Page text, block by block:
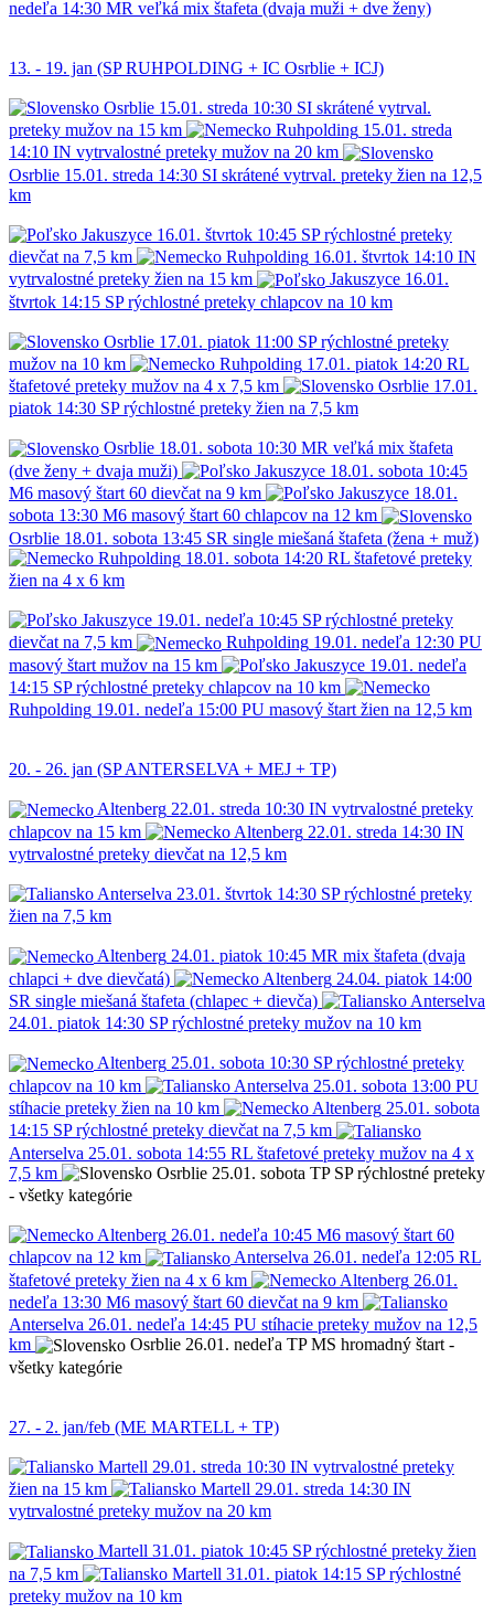
nedeľa 14:30 MR veľká mix štafeta (dvaja muži + dve ženy)
13. - 19. jan (SP RUHPOLDING + IC Osrblie + ICJ)
Osrblie 15.01. streda 10:30 SI skrátené vytrval.
preteky mužov na 15 km
Ruhpolding 15.01. streda
14:10 IN vytrvalostné preteky mužov na 20 km
Osrblie 15.01. streda 14:30 SI skrátené vytrval. preteky žien na 12,5
km
Jakuszyce 16.01. štvrtok 10:45 SP rýchlostné preteky
dievčat na 7,5 km
Ruhpolding 16.01. štvrtok 14:10 IN
vytrvalostné preteky žien na 15 km
Jakuszyce 16.01.
štvrtok 14:15 SP rýchlostné preteky chlapcov na 10 km
Osrblie 17.01. piatok 11:00 SP rýchlostné preteky
mužov na 10 km
Ruhpolding 17.01. piatok 14:20 RL
štafetové preteky mužov na 4 x 7,5 km
Osrblie 17.01.
piatok 14:30 SP rýchlostné preteky žien na 7,5 km
Osrblie 18.01. sobota 10:30 MR veľká mix štafeta
(dve ženy + dvaja muži)
Jakuszyce 18.01. sobota 10:45
M6 masový štart 60 dievčat na 9 km Jakuszyce 18.01.
sobota 13:30 M6 masový štart 60 chlapcov na 12 km
Osrblie 18.01. sobota 13:45 SR single miešaná štafeta (žena + muž)
Ruhpolding 18.01. sobota 14:20 RL štafetové preteky
žien na 4 x 6 km
Jakuszyce 19.01. nedeľa 10:45 SP rýchlostné preteky
dievčat na 7,5 km
Ruhpolding 19.01. nedeľa 12:30 PU
masový štart mužov na 15 km
Jakuszyce 19.01. nedeľa
14:15 SP rýchlostné preteky chlapcov na 10 km
Ruhpolding 19.01. nedeľa 15:00 PU masový štart žien na 12,5 km
20. - 26. jan (SP ANTERSELVA + MEJ + TP)
Altenberg 22.01. streda 10:30 IN vytrvalostné preteky
chlapcov na 15 km
Altenberg 22.01. streda 14:30 IN
vytrvalostné preteky dievčat na 12,5 km
Anterselva 23.01. štvrtok 14:30 SP rýchlostné preteky
žien na 7,5 km
Altenberg 24.01. piatok 10:45 MR mix štafeta (dvaja
chlapci + dve dievčatá)
Altenberg 24.04. piatok 14:00
SR single miešaná štafeta (chlapec + dievča)
Anterselva
24.01. piatok 14:30 SP rýchlostné preteky mužov na 10 km
Altenberg 25.01. sobota 10:30 SP rýchlostné preteky
chlapcov na 10 km
Anterselva 25.01. sobota 13:00 PU
stíhacie preteky žien na 10 km
Altenberg 25.01. sobota
14:15 SP rýchlostné preteky dievčat na 7,5 km
Anterselva 25.01. sobota 14:55 RL štafetové preteky mužov na 4 x
7,5 km
Osrblie 25.01. sobota TP SP rýchlostné preteky
- všetky kategórie
Altenberg 26.01. nedeľa 10:45 M6 masový štart 60
chlapcov na 12 km
Anterselva 26.01. nedeľa 12:05 RL
štafetové preteky žien na 4 x 6 km
Altenberg 26.01.
nedeľa 13:30 M6 masový štart 60 dievčat na 9 km
Anterselva 26.01. nedeľa 14:45 PU stíhacie preteky mužov na 12,5
km
Osrblie 26.01. nedeľa TP MS hromadný štart -
všetky kategórie
27. - 2. jan/feb (ME MARTELL + TP)
Martell 29.01. streda 10:30 IN vytrvalostné preteky
žien na 15 km
Martell 29.01. streda 14:30 IN
vytrvalostné preteky mužov na 20 km
Martell 31.01. piatok 10:45 SP rýchlostné preteky žien
na 7,5 km
Martell 31.01. piatok 14:15 SP rýchlostné
preteky mužov na 10 km